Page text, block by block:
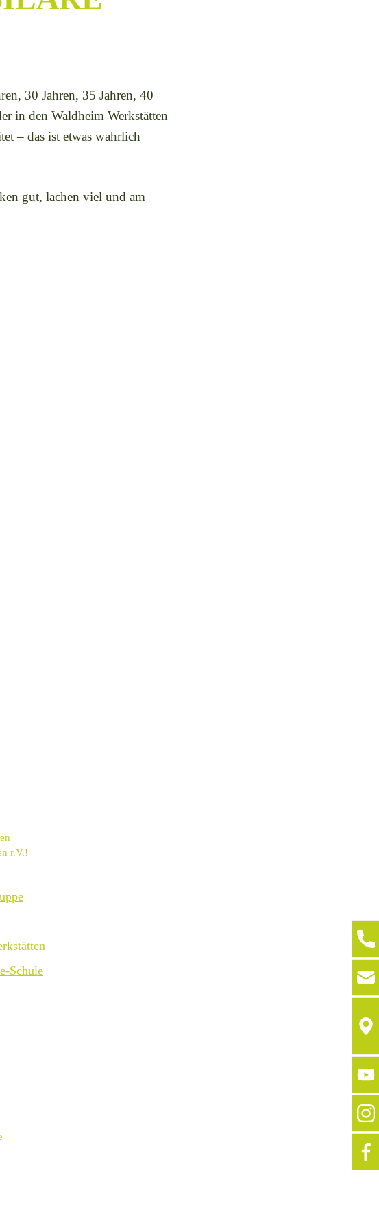
30 Jahren, 35 Jahren, 40
in den Waldheim Werkstätten
– das ist etwas wahrlich
gut, lachen viel und am
r.V.!
Schule